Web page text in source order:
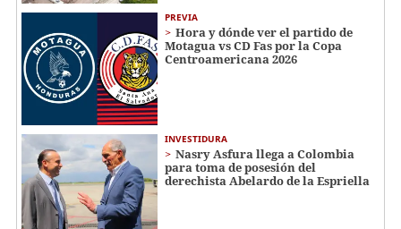
PREVIA
Hora y dónde ver el partido de
Motagua vs CD Fas por la Copa
Centroamericana 2026
INVESTIDURA
Nasry Asfura llega a Colombia
para toma de posesión del
derechista Abelardo de la Espriella